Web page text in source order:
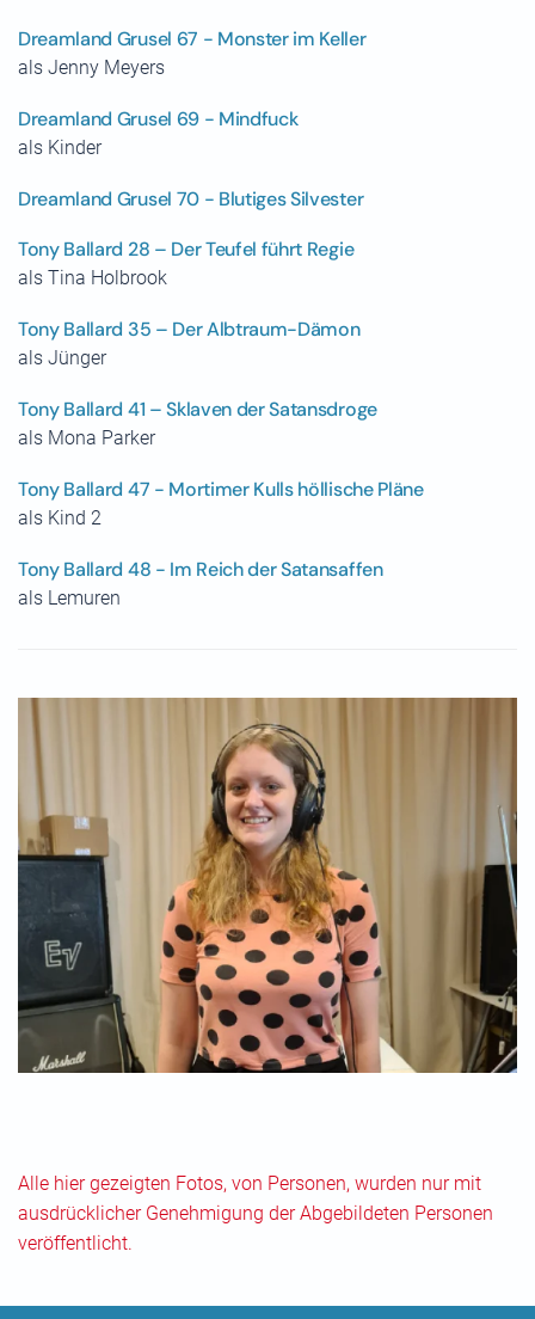
Dreamland Grusel 67 - Monster im Keller
als Jenny Meyers
Dreamland Grusel 69 - Mindfuck
als Kinder
Dreamland Grusel 70 - Blutiges Silvester
Tony Ballard 28 – Der Teufel führt Regie
als Tina Holbrook
Tony Ballard 35 – Der Albtraum-Dämon
als Jünger
Tony Ballard 41 – Sklaven der Satansdroge
als Mona Parker
Tony Ballard 47 - Mortimer Kulls höllische Pläne
als Kind 2
Tony Ballard 48 - Im Reich der Satansaffen
als Lemuren
Alle hier gezeigten Fotos, von Personen, wurden nur mit
ausdrücklicher Genehmigung der Abgebildeten Personen
veröffentlicht.